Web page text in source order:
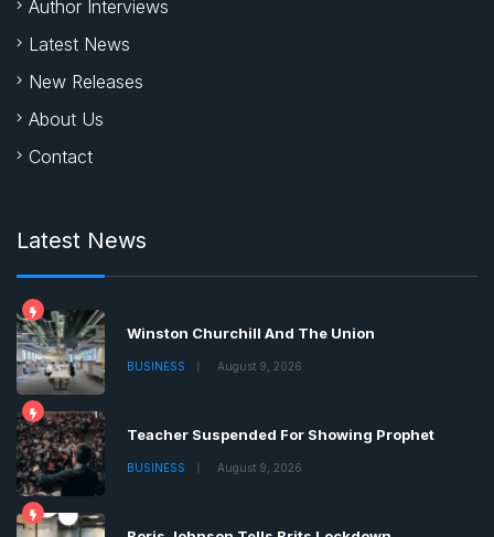
Author Interviews
Latest News
New Releases
About Us
Contact
Latest News
Winston Churchill And The Union
BUSINESS August 9, 2026
Teacher Suspended For Showing Prophet
BUSINESS August 9, 2026